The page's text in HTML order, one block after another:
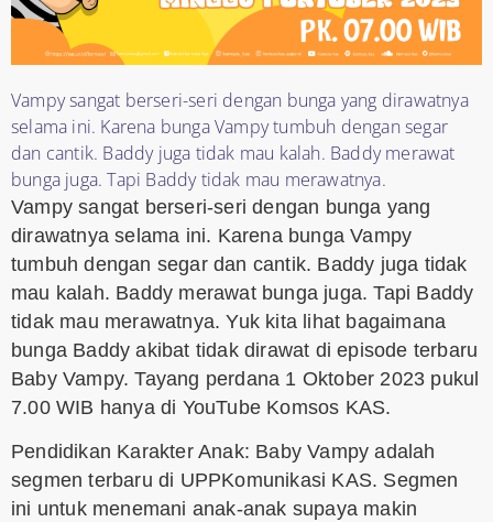
Vampy sangat berseri-seri dengan bunga yang dirawatnya
selama ini. Karena bunga Vampy tumbuh dengan segar
dan cantik. Baddy juga tidak mau kalah. Baddy merawat
bunga juga. Tapi Baddy tidak mau merawatnya.
Vampy sangat berseri-seri dengan bunga yang
dirawatnya selama ini. Karena bunga Vampy
tumbuh dengan segar dan cantik. Baddy juga tidak
mau kalah. Baddy merawat bunga juga. Tapi Baddy
tidak mau merawatnya. Yuk kita lihat bagaimana
bunga Baddy akibat tidak dirawat di episode terbaru
Baby Vampy. Tayang perdana 1 Oktober 2023 pukul
7.00 WIB hanya di YouTube Komsos KAS.
Pendidikan Karakter Anak: Baby Vampy adalah
segmen terbaru di UPPKomunikasi KAS. Segmen
ini untuk menemani anak-anak supaya makin